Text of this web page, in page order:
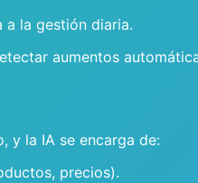
a la gestión diaria.
aumentos
y la IA se encarga de:
precios).